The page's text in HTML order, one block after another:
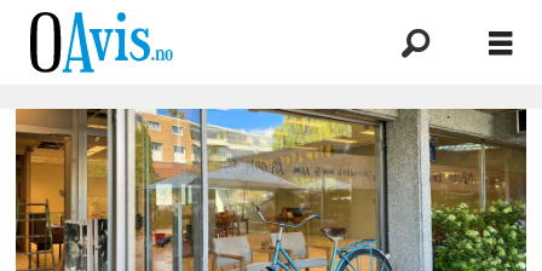
Emne:
second
hand